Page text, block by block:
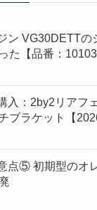
ン VG30DETTの
た【品番：
入：2by2リアフ
ブラケット【
点⑤ 初期型のオ